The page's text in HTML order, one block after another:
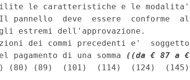
le caratteristiche e le modalita'
pannello  deve  essere  conforme  al
estremi dell'approvazione.
dei commi precedenti e'  soggetto
di una somma ((da € 87 a €